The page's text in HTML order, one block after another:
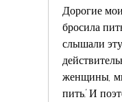
Дорогие
бросила
слышали
женщины,
пить'. И